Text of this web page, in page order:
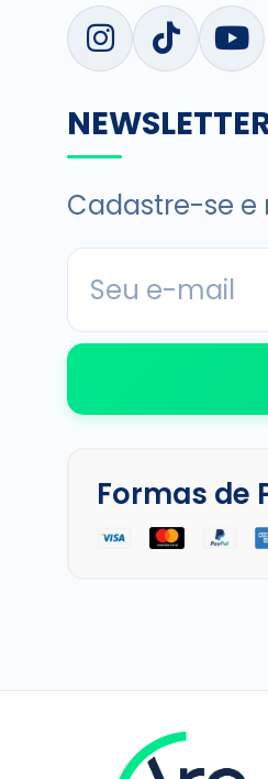
Cadastre-se e
Formas de